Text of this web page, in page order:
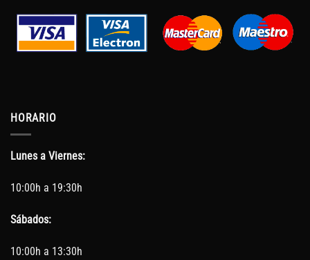
HORARIO
Lunes a Viernes:
10:00h a 19:30h
Sábados:
10:00h a 13:30h